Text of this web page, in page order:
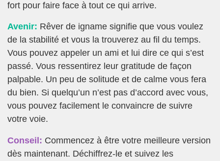
fort pour faire face à tout ce qui arrive.
Avenir: Rêver de igname signifie que vous voulez
de la stabilité et vous la trouverez au fil du temps.
Vous pouvez appeler un ami et lui dire ce qui s’est
passé. Vous ressentirez leur gratitude de façon
palpable. Un peu de solitude et de calme vous fera
du bien. Si quelqu’un n’est pas d’accord avec vous,
vous pouvez facilement le convaincre de suivre
votre voie.
Conseil: Commencez à être votre meilleure version
dès maintenant. Déchiffrez-le et suivez les